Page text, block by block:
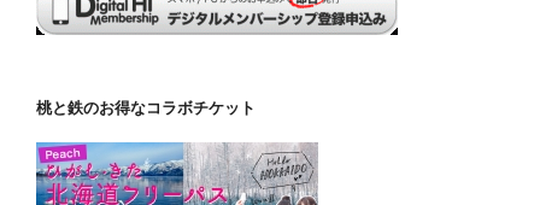
桃と鉄のお得なコラボチケット